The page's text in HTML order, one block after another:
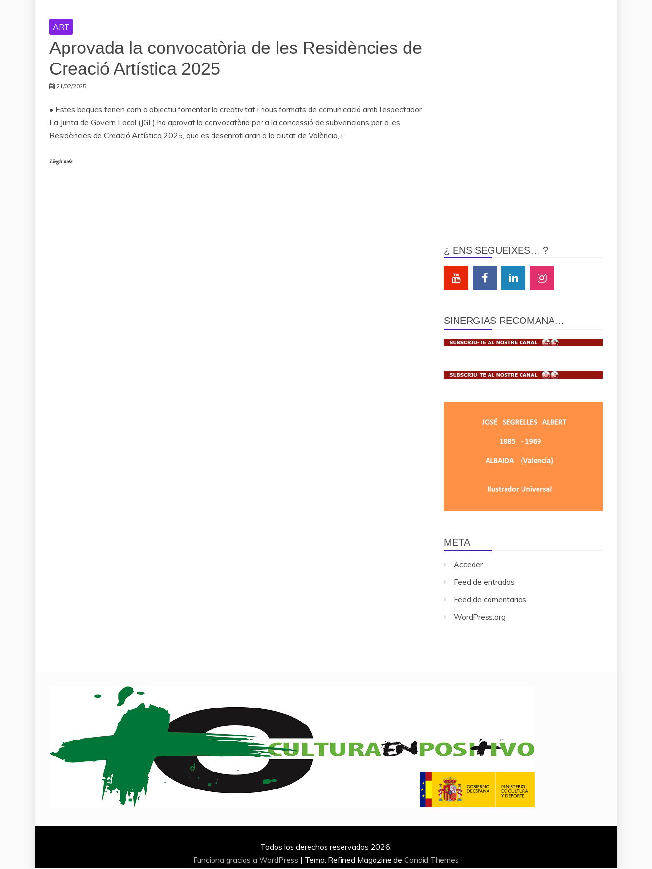
ART
Aprovada la convocatòria de les Residències de
Creació Artística 2025
21/02/2025
• Estes beques tenen com a objectiu fomentar la creativitat i nous formats de comunicació amb l’espectador
La Junta de Govern Local (JGL) ha aprovat la convocatòria per a la concessió de subvencions per a les
Residències de Creació Artística 2025, que es desenrotllaran a la ciutat de València, i
Llegir més
¿ ENS SEGUEIXES… ?
SINERGIAS RECOMANA…
META
Acceder
Feed de entradas
Feed de comentarios
WordPress.org
Todos los derechos reservados 2026.
Funciona gracias a WordPress | Tema: Refined Magazine de Candid Themes